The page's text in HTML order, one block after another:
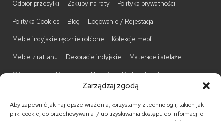
Zarządzaj zgodą
Aby zapewnić jak najlepsze wrażenia, korzystamy z technologii, takich jak
pliki cookie, do przechowywania i/lub uzyskiwania dostępu do informacji o
Odbiór przesyłki Zakupy na raty Polityka prywatności
Polityka Cookies Blog Logowanie / Rejestacja
Meble indyjskie ręcznie robione Kolekcje mebli
Meble z rattanu Dekoracje indyjskie Materace i stelaże
Oświetlenie Promocje Nowości Barki kolonialne
Komody kolonialne Krzesła kolonialne
Kufry indyjskie Ławki kolonialne Łóżka kolonialne